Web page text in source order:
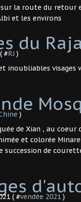
sur la route du retour
et les environs
du
#RJ )
inoubliables
)
de Xian , au
et colorée
succession de
( #vendée 2021)